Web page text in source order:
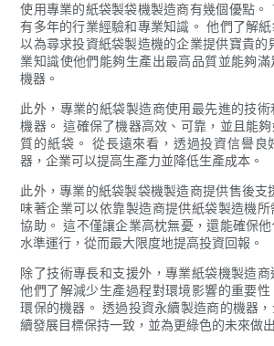
使用專業的紙袋製袋機製造商有幾個優點。
有多年的行業經驗和專業知識。 他們了解
以為尋求投資紙袋製造機的企業提供寶貴的
業知識使他們能夠生產出最高品質並能夠
機器。
此外，專業的紙袋製造商使用最先進的技
機器。 這確保了機器高效、可靠，並且能
質的紙袋。 從長遠來看，透過投資信譽良
器，企業可以提高生產力並降低生產成本。
此外，專業的紙袋製袋機製造商提供售後支
味著企業可以依靠製造商提供紙袋製造機
協助。 這不僅讓企業高枕無憂，還能確保
水準運行，從而最大限度地提高投資回報。
除了技術專長和支援外，專業紙袋機製造商
他們了解減少生產過程對環境影響的重要
環保的機器。 透過投資永續製造商的機器
續發展目標保持一致，並為更綠色的未來做